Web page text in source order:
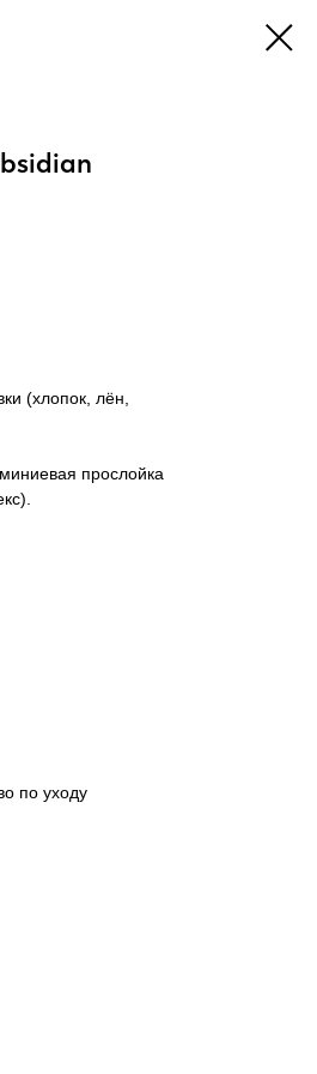
(хлопок, лён,
прослойка
по уходу